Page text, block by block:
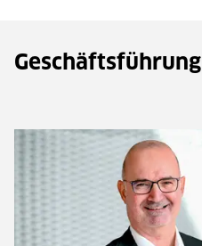
Geschäftsführung